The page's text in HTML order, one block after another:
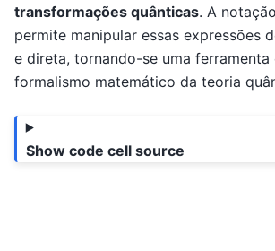
transformações quânticas. A
permite manipular essas expressões
e direta, tornando-se uma ferramenta
formalismo matemático da teoria
Show code cell source